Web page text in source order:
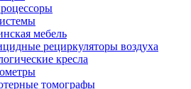
мебель
рециркуляторы воздуха
кресла
томографы